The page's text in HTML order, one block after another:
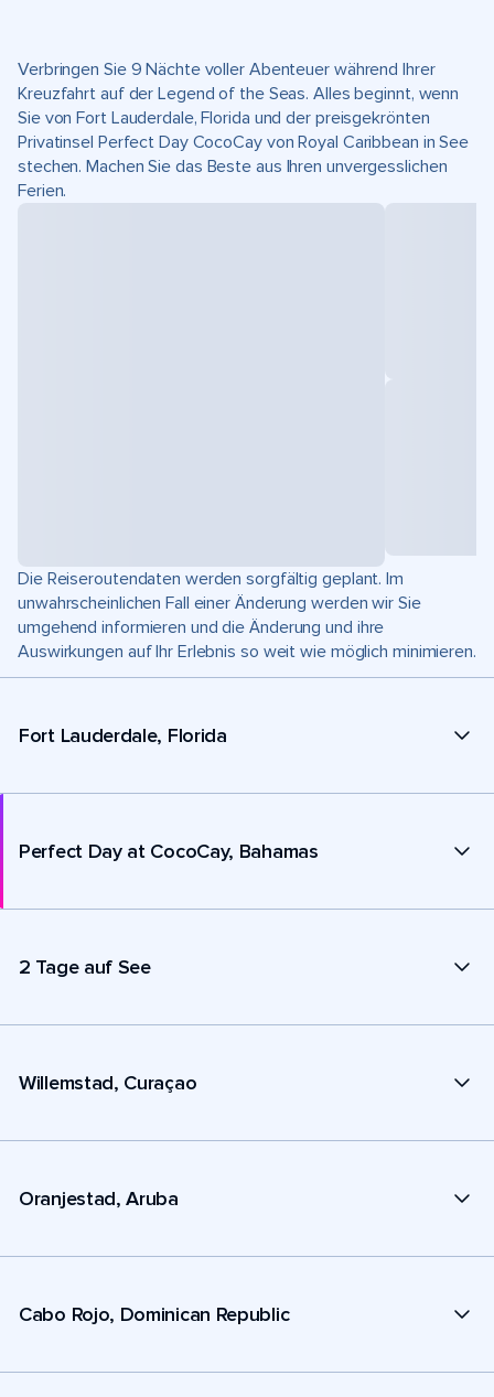
Verbringen Sie 9 Nächte voller Abenteuer während Ihrer
Kreuzfahrt auf der Legend of the Seas. Alles beginnt, wenn
Sie von Fort Lauderdale, Florida und der preisgekrönten
Privatinsel Perfect Day CocoCay von Royal Caribbean in See
stechen. Machen Sie das Beste aus Ihren unvergesslichen
Ferien.
Die Reiseroutendaten werden sorgfältig geplant. Im
unwahrscheinlichen Fall einer Änderung werden wir Sie
umgehend informieren und die Änderung und ihre
Auswirkungen auf Ihr Erlebnis so weit wie möglich minimieren.
Fort Lauderdale, Florida
Perfect Day at CocoCay, Bahamas
2 Tage auf See
Willemstad, Curaçao
Oranjestad, Aruba
Cabo Rojo, Dominican Republic